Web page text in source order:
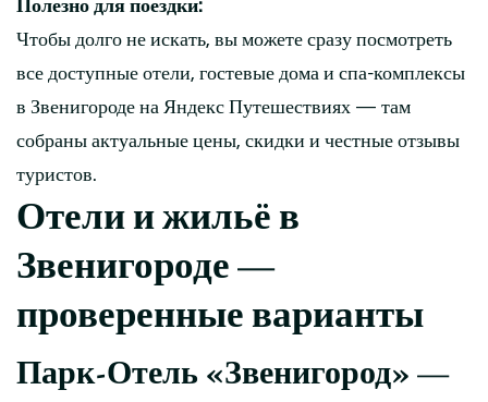
Полезно для поездки:
Чтобы долго не искать, вы можете сразу посмотреть
все доступные отели, гостевые дома и спа-комплексы
в Звенигороде на Яндекс Путешествиях — там
собраны актуальные цены, скидки и честные отзывы
туристов.
Отели и жильё в
Звенигороде —
проверенные варианты
Парк-Отель «Звенигород» —